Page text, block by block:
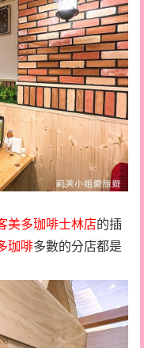
美多珈啡士林店的插
珈啡多數的分店都是